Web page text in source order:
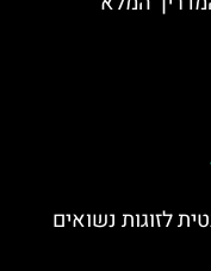
לזוגות נשואים